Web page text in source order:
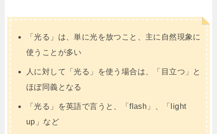
「光る」は、単に光を放つこと、主に自然現象に
使うことが多い
人に対して「光る」を使う場合は、「目立つ」と
ほぼ同義となる
「光る」を英語で言うと、「flash」、「light
up」など